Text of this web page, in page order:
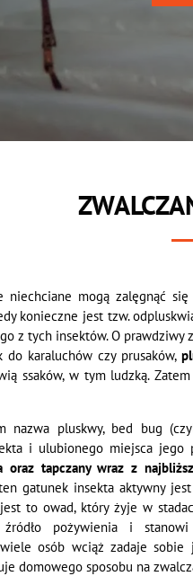
niechciane mogą zalęgnąć
konieczne jest tzw.
z tych insektów. O prawdziwy
karaluchów czy prusaków,
ssaków, w tym ludzką.
nazwa pluskwy, bed bug
i ulubionego miejsca jego
oraz tapczany wraz z
gatunek insekta aktywny
to owad, który żyje w
pożywienia i
osób wciąż zadaje
domowego sposobu na